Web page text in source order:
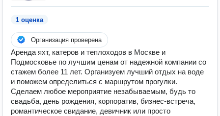
1 оценка
Организация проверена
Аренда яхт, катеров и теплоходов в Москве и
Подмосковье по лучшим ценам от надежной компании со
стажем более 11 лет. Организуем лучший отдых на воде
и поможем определиться с маршрутом прогулки.
Сделаем любое мероприятие незабываемым, будь то
свадьба, день рождения, корпоратив, бизнес-встреча,
романтическое свидание, девичник или просто